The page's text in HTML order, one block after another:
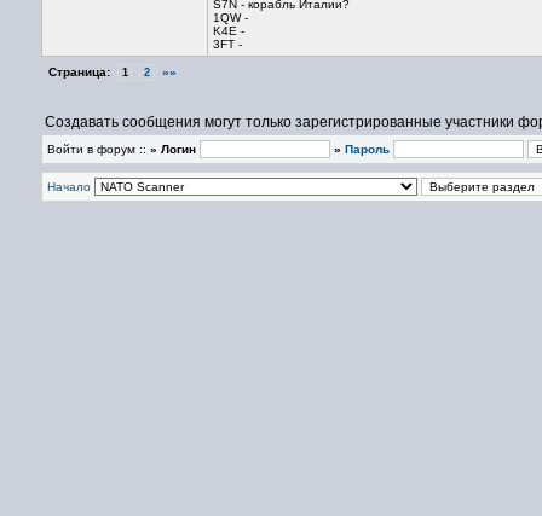
S7N - корабль Италии?
1QW -
K4E -
3FT -
Страница: 1 2 »»
Создавать сообщения могут только зарегистрированные участники
Войти в форум :: » Логин » Пароль
Начало